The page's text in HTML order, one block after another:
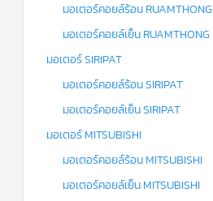
มอเตอร์คอยล์ร้อน RUAMTHONG
มอเตอร์คอยล์เย็น RUAMTHONG
มอเตอร์ SIRIPAT
มอเตอร์คอยล์ร้อน SIRIPAT
มอเตอร์คอยล์เย็น SIRIPAT
มอเตอร์ MITSUBISHI
มอเตอร์คอยล์ร้อน MITSUBISHI
มอเตอร์คอยล์เย็น MITSUBISHI